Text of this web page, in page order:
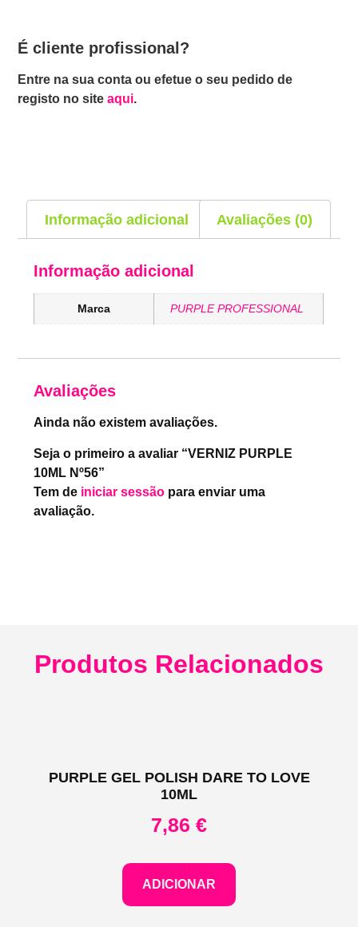
É cliente profissional?
Entre na sua conta ou efetue o seu pedido de
registo no siteaqui.
Informação adicional Avaliações (0)
Informação adicional
Marca PURPLE PROFESSIONAL
Avaliações
Ainda não existem avaliações.
Seja o primeiro a avaliar “VERNIZ PURPLE
10ML Nº56”
Tem de iniciar sessão para enviar uma
avaliação.
Produtos Relacionados
PURPLE GEL POLISH DARE TO LOVE
10ML
7,86 €
ADICIONAR